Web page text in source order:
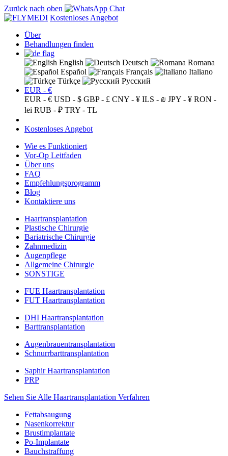
Zurück nach oben
Kostenloses Angebot
Über
Behandlungen finden
English Deutsch
Romana
Español
Français
Italiano
Türkçe
Русский
EUR - €
EUR - € USD - $ GBP - £ CNY - ¥ ILS - ₪ JPY - ¥ RON -
lei RUB - ₽ TRY - TL
Kostenloses Angebot
Wie es Funktioniert
Vor-Op Leitfaden
Über uns
FAQ
Empfehlungsprogramm
Blog
Kontaktiere uns
Haartransplantation
Plastische Chirurgie
Bariatrische Chirurgie
Zahnmedizin
Augenpflege
Allgemeine Chirurgie
SONSTIGE
FUE Haartransplantation
FUT Haartransplantation
DHI Haartransplantation
Barttransplantation
Augenbrauentransplantation
Schnurrbarttransplantation
Saphir Haartransplantation
PRP
Sehen Sie Alle Haartransplantation Verfahren
Fettabsaugung
Nasenkorrektur
Brustimplantate
Po-Implantate
Bauchstraffung